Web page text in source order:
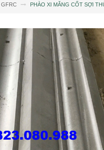
GFRC PHÀO XI MĂNG CỐT SỢI